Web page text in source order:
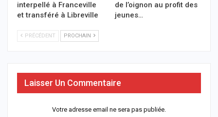
interpellé à Franceville
et transféré à Libreville
de l’oignon au profit des
jeunes…
PRÉCÉDENT PROCHAIN
Laisser Un Commentaire
Votre adresse email ne sera pas publiée.